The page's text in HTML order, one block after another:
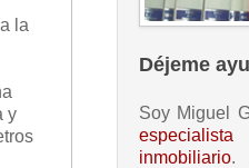
la
y
Déjeme
Soy Miguel
inmobiliario.